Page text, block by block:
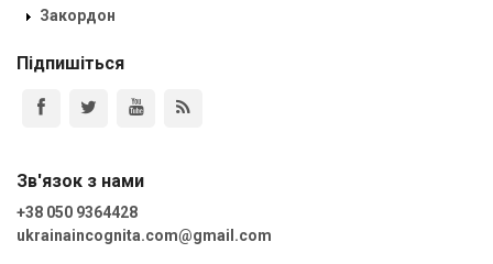
Закордон
Підпишіться
Зв'язок з нами
+38 050 9364428
ukrainaincognita.com@gmail.com